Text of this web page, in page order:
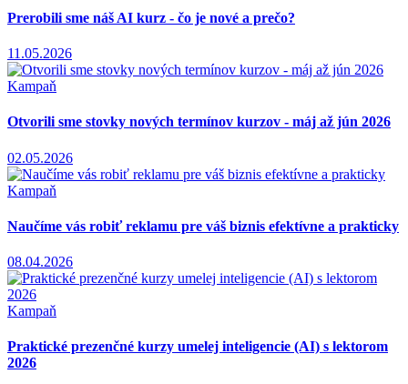
Prerobili sme náš AI kurz - čo je nové a prečo?
11.05.2026
Kampaň
Otvorili sme stovky nových termínov kurzov - máj až jún 2026
02.05.2026
Kampaň
Naučíme vás robiť reklamu pre váš biznis efektívne a prakticky
08.04.2026
Kampaň
Praktické prezenčné kurzy umelej inteligencie (AI) s lektorom
2026